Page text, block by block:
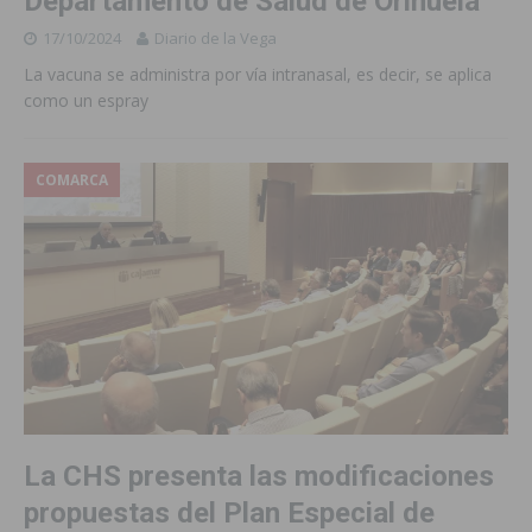
17/10/2024 Diario de la Vega
La vacuna se administra por vía intranasal, es decir, se aplica
como un espray
COMARCA
La CHS presenta las modificaciones
propuestas del Plan Especial de